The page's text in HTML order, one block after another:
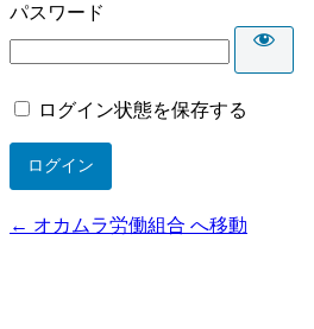
パスワード
ログイン状態を保存する
← オカムラ労働組合 へ移動